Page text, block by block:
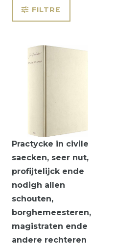
FILTRE
Practycke in civile
saecken, seer nut,
profijtelijck ende
nodigh allen
schouten,
borghemeesteren,
magistraten ende
andere rechteren